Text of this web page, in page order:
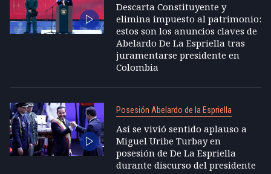
Descarta Constituyente y
elimina impuesto al patrimonio:
estos son los anuncios claves de
Abelardo De La Espriella tras
juramentarse presidente en
Colombia
Posesión Abelardo de la Espriella
Así se vivió sentido aplauso a
Miguel Uribe Turbay en
posesión de De La Espriella
durante discurso del presidente